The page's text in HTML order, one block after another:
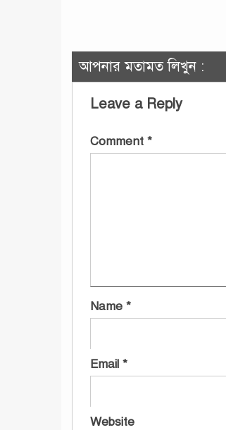
আপনার মতামত লিখুন :
Leave a Reply
Comment *
Name *
Email *
Website